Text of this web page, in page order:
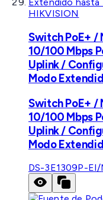
HIKVISION
Switch PoE+ /
10/100 Mbps
Uplink /
Modo
Switch PoE+ /
10/100 Mbps
Uplink /
Modo
DS-3E1309P-EI/